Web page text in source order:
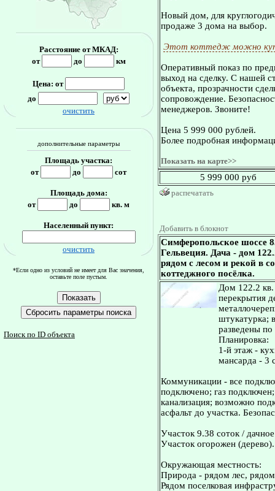
Расстояние от МКАД:
от
до км
Цена: от
до
очистить
дополнительные параметры
Площадь участка:
от
до сот
Площадь дома:
от
до кв. м
Населенный пункт:
очистить
*Если одно из условий не имеет для Вас значения,
оставьте поле пустым.
Поиск по ID объекта
Новый дом, для
продаже 3 дома на выбор.
Этот коттедж можно
Оперативный показ по
выход на сделку. С нашей
объекта, прозрачности
сопровождение.
менеджеров. Звоните!
Цена 5 999 000 рублей.
Более подробная
Показать на карте>>
5 999 000 руб
распечатать
Добавить в блокнот
Симферопольское шоссе
Гельвеция. Дача - дом
рядом с лесом и рекой в
коттеджного посёлка.
Дом 122.2 кв.
перекрытия
штукатурка;
разведены по
Планировка:
1-й этаж -
мансарда - 3
Коммуникации - все
подключено; газ
канализация; возможно
асфальт до участка.
Участок 9.38 соток /
Участок огорожен (дерево).
Окружающая местность:
Природа - рядом лес,
Рядом поселковая